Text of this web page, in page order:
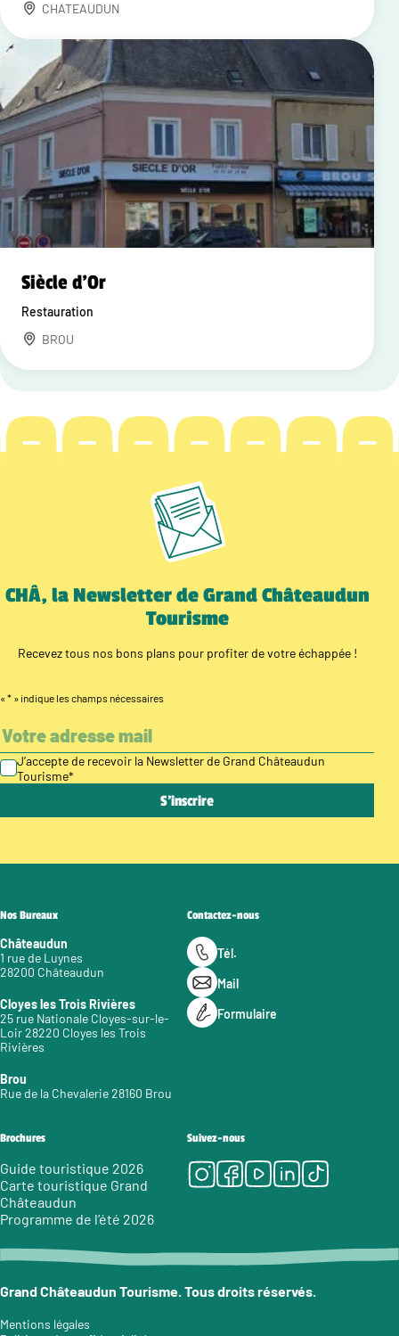
CHATEAUDUN
Siècle d'Or
Restauration
BROU
CHÂ, la Newsletter de Grand Châteaudun
Tourisme
Recevez tous nos bons plans pour profiter de votre échappée !
« * » indique les champs nécessaires
J’accepte de recevoir la Newsletter de Grand Châteaudun
Tourisme*
Nos Bureaux
Châteaudun
1 rue de Luynes
28200 Châteaudun
Cloyes les Trois Rivières
25 rue Nationale Cloyes-sur-le-
Loir 28220 Cloyes les Trois
Rivières
Brou
Rue de la Chevalerie 28160 Brou
Contactez-nous
Tél.
Mail
Formulaire
Brochures
Guide touristique 2026
Carte touristique Grand
Châteaudun
Programme de l’été 2026
Suivez-nous
Instagram
Facebook
Youtube
LinkedIn
Tiktok
Grand Châteaudun Tourisme. Tous droits réservés.
Mentions légales